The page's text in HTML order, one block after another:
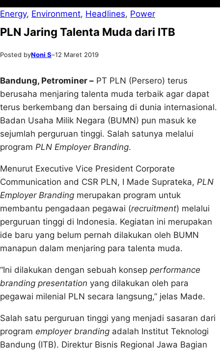
Energy, Environment, Headlines, Power
PLN Jaring Talenta Muda dari ITB
Posted byNoni S–12 Maret 2019
Bandung, Petrominer – PT PLN (Persero) terus
berusaha menjaring talenta muda terbaik agar dapat
terus berkembang dan bersaing di dunia internasional.
Badan Usaha Milik Negara (BUMN) pun masuk ke
sejumlah perguruan tinggi. Salah satunya melalui
program PLN Employer Branding.
Menurut Executive Vice President Corporate
Communication and CSR PLN, I Made Suprateka, PLN
Employer Branding merupakan program untuk
membantu pengadaan pegawai (recruitment) melalui
perguruan tinggi di Indonesia. Kegiatan ini merupakan
ide baru yang belum pernah dilakukan oleh BUMN
manapun dalam menjaring para talenta muda.
“Ini dilakukan dengan sebuah konsep performance
branding presentation yang dilakukan oleh para
pegawai milenial PLN secara langsung,” jelas Made.
Salah satu perguruan tinggi yang menjadi sasaran dari
program employer branding adalah Institut Teknologi
Bandung (ITB). Direktur Bisnis Regional Jawa Bagian